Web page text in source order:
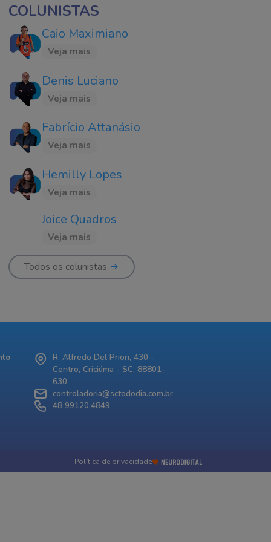
COLUNISTAS
Caio Maximiano
Veja mais
Denis Luciano
Veja mais
Fabrício Attanásio
Veja mais
Hemilly Lopes
Veja mais
Joice Quadros
Veja mais
Todos os colunistas
R. Alfredo Del Priori, 430 -
Centro, Criciúma - SC, 88801-
630
controladoria@sctododia.com.br
48 99120.4849
Política de privacidade